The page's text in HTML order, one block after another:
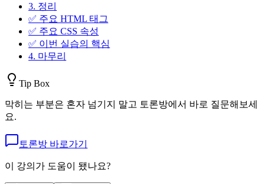
3. 정리
✅ 주요 HTML 태그
✅ 주요 CSS 속성
✅ 이번 실습의 핵심
4. 마무리
Tip Box
막히는 부분은 혼자 넘기지 말고 토론방에서 바로 질문해보세
요.
토론방 바로가기
이 강의가 도움이 됐나요?